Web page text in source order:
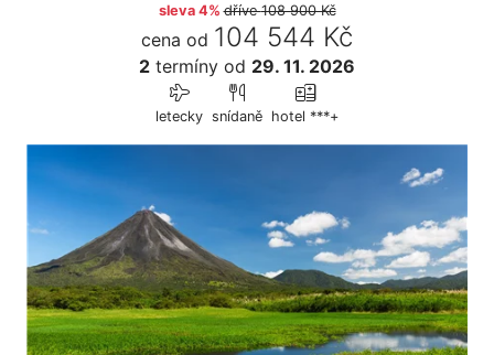
sleva 4% dříve108 900 Kč
cena od 104 544 Kč
2 termíny od 29. 11. 2026
letecky snídaně hotel ***+